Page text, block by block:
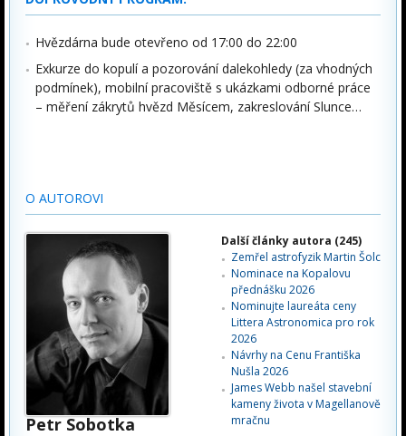
Hvězdárna bude otevřeno od 17:00 do 22:00
Exkurze do kopulí a pozorování dalekohledy (za vhodných
podmínek), mobilní pracoviště s ukázkami odborné práce
– měření zákrytů hvězd Měsícem, zakreslování Slunce…
O AUTOROVI
Petr Sobotka
Další články autora (245)
Zemřel astrofyzik Martin Šolc
Nominace na Kopalovu
přednášku 2026
Nominujte laureáta ceny
Littera Astronomica pro rok
2026
Návrhy na Cenu Františka
Nušla 2026
James Webb našel stavební
kameny života v Magellanově
mračnu